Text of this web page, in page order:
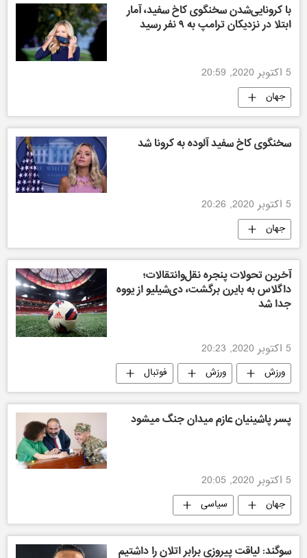
با کرونایی‌شدن سخنگوی کاخ سفید، آمار
ابتلا در نزدیکان ترامپ به ۹ نفر رسید
5 اکتوبر 2020, 20:59
جهان
سخنگوی کاخ سفید آلوده به کرونا شد
5 اکتوبر 2020, 20:26
جهان
آخرین تحولات پنجره نقل‌وانتقالات؛
داگلاس به بایرن برگشت، دی‌شیلیو از یووه
جدا شد
5 اکتوبر 2020, 20:23
ورزش ورزش
فوتبال
ورزش جهان
پسر پاشینیان عازم میدان جنگ میشود
5 اکتوبر 2020, 20:05
جهان سیاسی
سوگند: لیاقت پیروزی برابر اتلان را داشتیم